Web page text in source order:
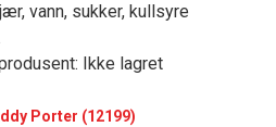
vann, sukker, kullsyre
Ikke lagret
Porter (12199)